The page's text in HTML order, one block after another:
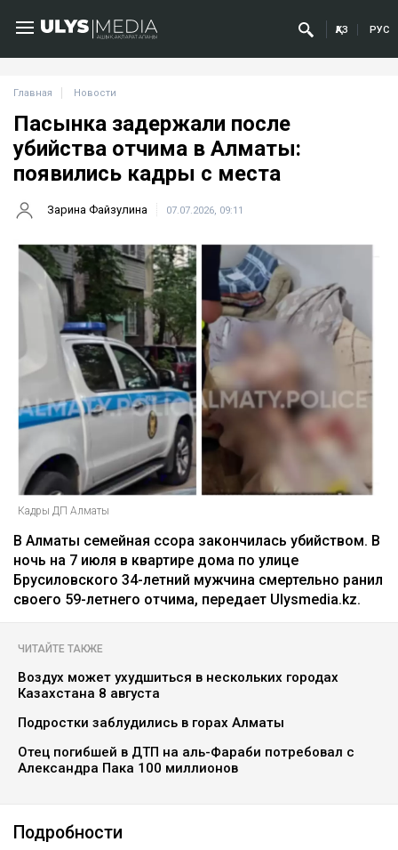
ҚАЗ РУС
Главная Новости
Пасынка задержали после
убийства отчима в Алматы:
появились кадры с места
Зарина Файзулина 07.07.2026, 09:11
Кадры ДП Алматы
В Алматы семейная ссора закончилась убийством. В
ночь на 7 июля в квартире дома по улице
Брусиловского 34-летний мужчина смертельно ранил
своего 59-летнего отчима, передает Ulysmedia.kz.
ЧИТАЙТЕ ТАКЖЕ
Воздух может ухудшиться в нескольких городах
Казахстана 8 августа
Подростки заблудились в горах Алматы
Отец погибшей в ДТП на аль-Фараби потребовал с
Александра Пака 100 миллионов
Подробности